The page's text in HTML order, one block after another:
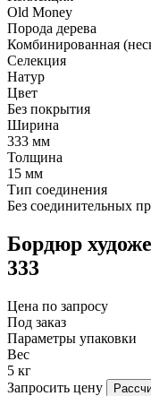
Old Money
Порода дерева
Комбинированная
Селекция
Натур
Цвет
Без покрытия
Ширина
333 мм
Толщина
15 мм
Тип соединения
Без соединительных
Бордюр
333
Цена по запросу
Под заказ
Параметры упаковки
Вес
5 кг
Запросить цену